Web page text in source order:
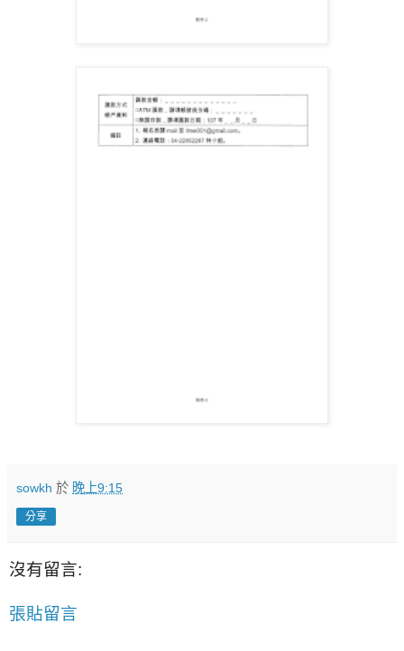
sowkh 於 晚上9:15
分享
沒有留言:
張貼留言